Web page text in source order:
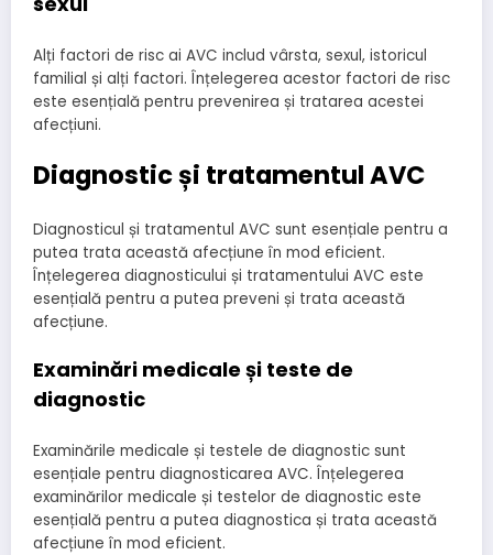
Alți factori de risc ai AVC includ vârsta, sexul, istoricul
familial și alți factori. Înțelegerea acestor factori de risc
este esențială pentru prevenirea și tratarea acestei
afecțiuni.
Diagnostic și tratamentul AVC
Diagnosticul și tratamentul AVC sunt esențiale pentru a
putea trata această afecțiune în mod eficient.
Înțelegerea diagnosticului și tratamentului AVC este
esențială pentru a putea preveni și trata această
afecțiune.
Examinări medicale și teste de
diagnostic
Examinările medicale și testele de diagnostic sunt
esențiale pentru diagnosticarea AVC. Înțelegerea
examinărilor medicale și testelor de diagnostic este
esențială pentru a putea diagnostica și trata această
afecțiune în mod eficient.